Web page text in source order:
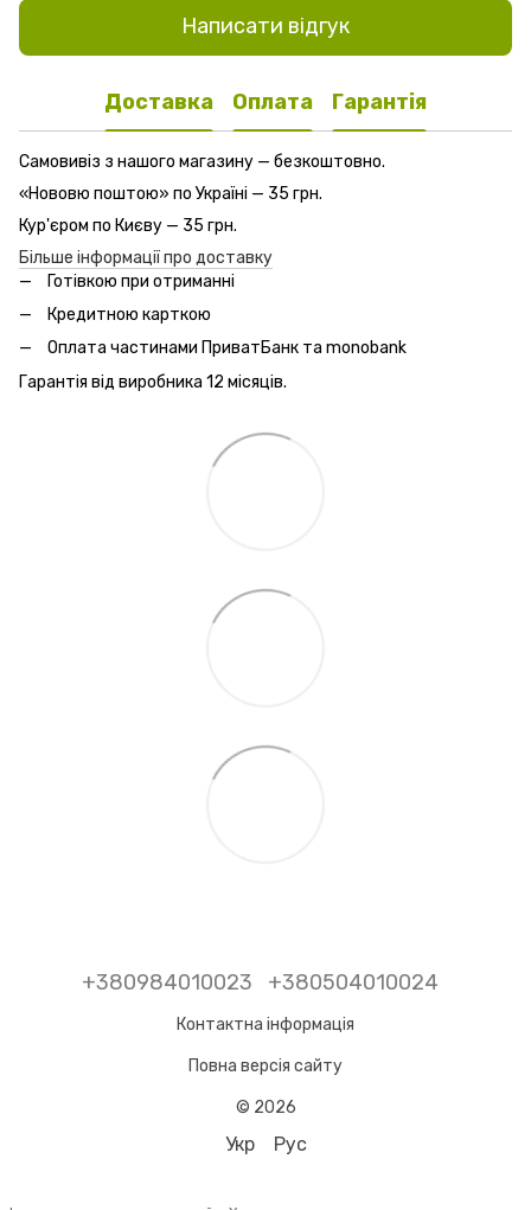
Написати відгук
Доставка Оплата Гарантія
Самовивіз з нашого магазину — безкоштовно.
«Нововю поштою» по Україні — 35 грн.
Кур'єром по Києву — 35 грн.
Більше інформації про доставку
Готівкою при отриманні
Кредитною карткою
Оплата частинами ПриватБанк та monobank
Гарантія від виробника 12 місяців.
+380984010023 +380504010024
Контактна інформація
Повна версія сайту
© 2026
Укр Рус